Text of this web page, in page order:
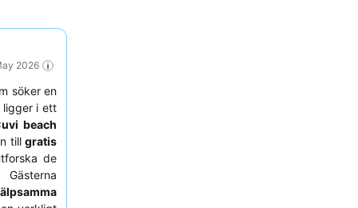
2026
söker en
ligger i ett
beach
tillgratis
de